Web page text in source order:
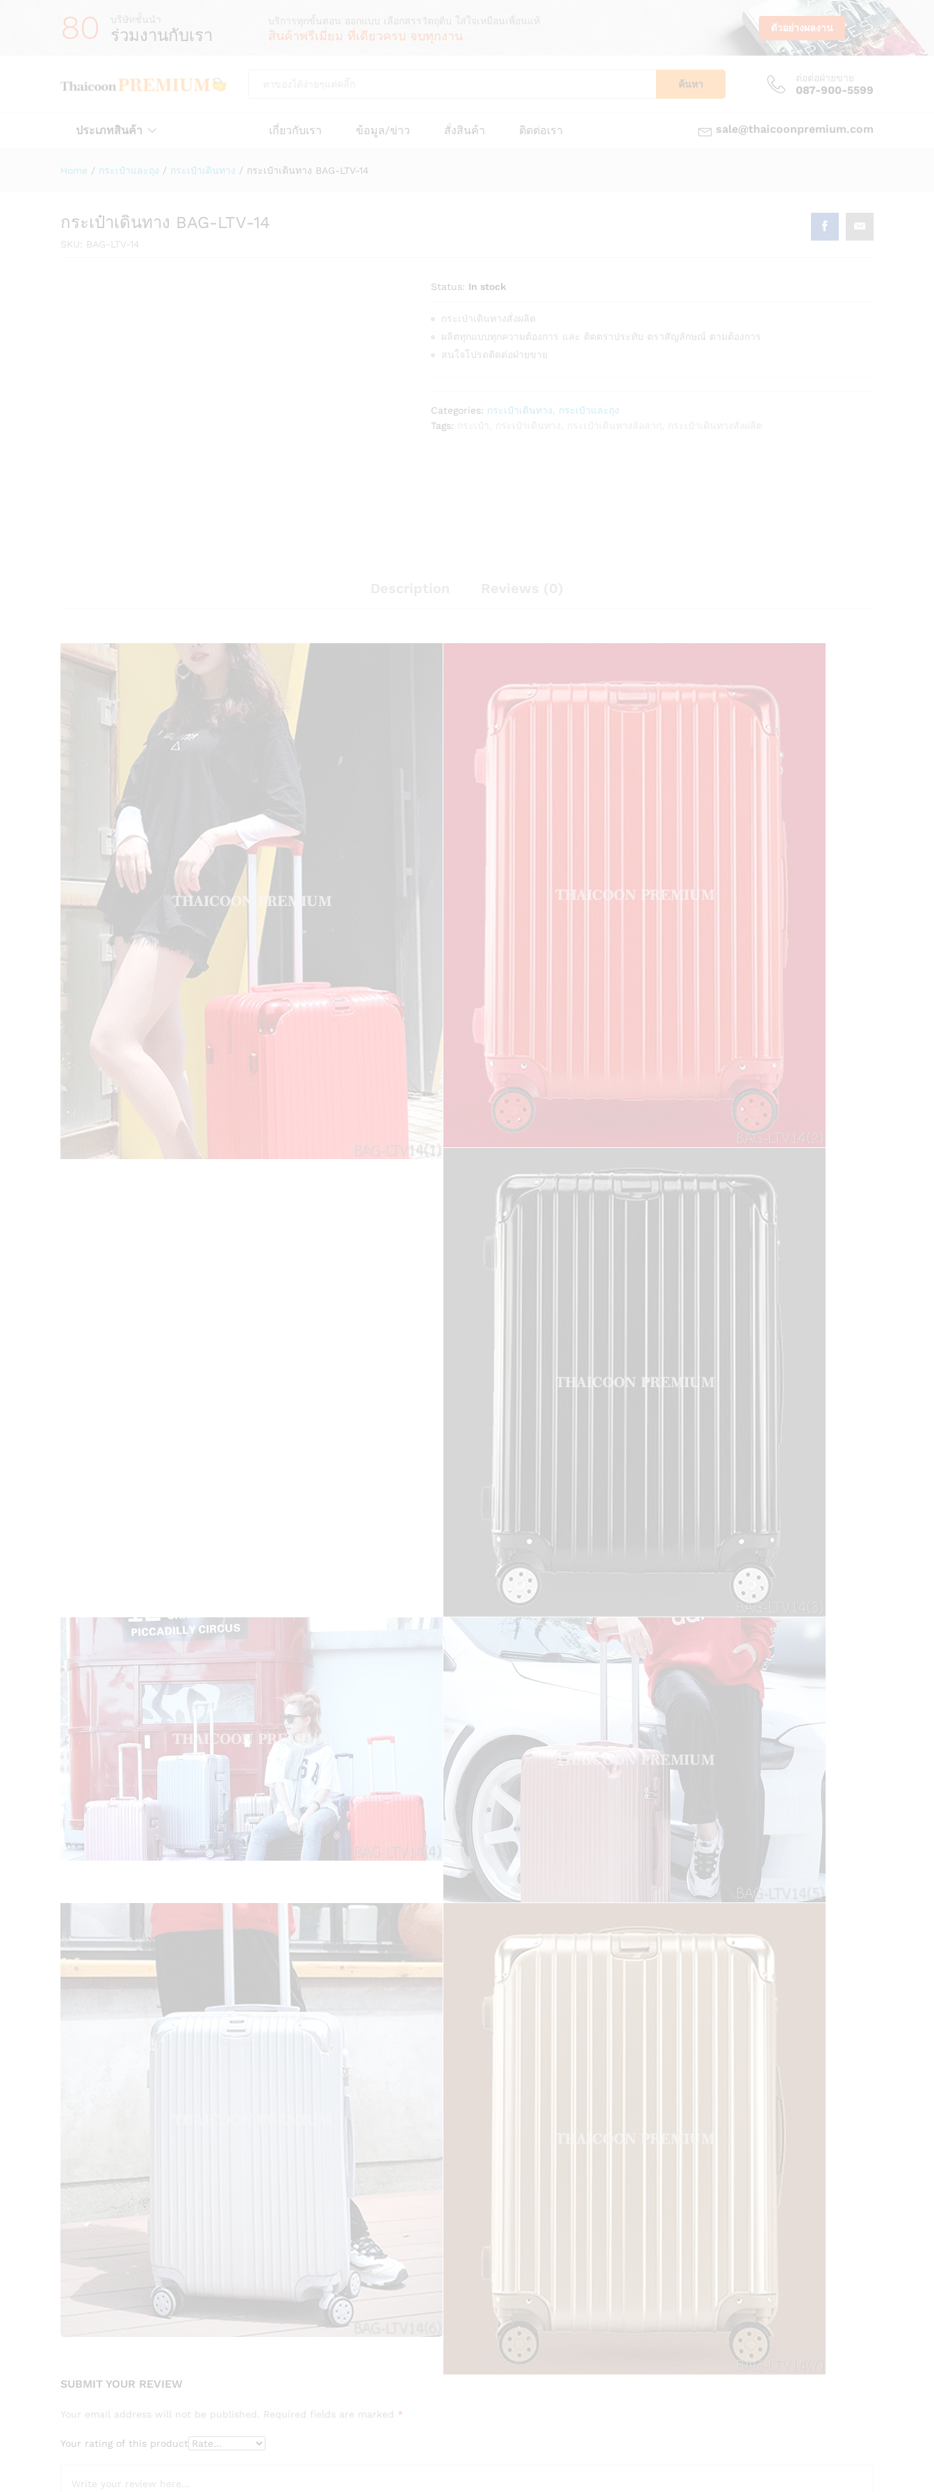
80 บริษัทชั้นนำ
ร่วมงานกับเรา
บริการทุกขั้นตอน ออกแบบ เลือกสรรวัตถุดิบ ใส่ใจเหมือนเพื่อนแท้
สินค้าพรีเมี่ยม ที่เดียวครบ จบทุกงาน
ตัวอย่างผลงาน
ค้นหา
ต่อต่อฝ่ายขาย
087-900-5599
ประเภทสินค้า เกี่ยวกับเรา ข้อมูล/ข่าว สั่งสินค้า ติดต่อเรา sale@thaicoonpremium.com
Home / กระเป๋าและถุง / กระเป๋าเดินทาง / กระเป๋าเดินทาง BAG-LTV-14
กระเป๋าเดินทาง BAG-LTV-14
SKU: BAG-LTV-14
Status: In stock
กระเป่าเดินทางสั่งผลิต
ผลิตทุกแบบทุกความต้องการ และ ติดตราประทับ ตราสัญลักษณ์ ตามต้องการ
สนใจโปรดติดต่อฝ่ายขาย
Categories: กระเป๋าเดินทาง
กระเป๋าและถุง
Tags:
SUBMIT YOUR REVIEW
Your email address will not be published. Required fields are marked *
Your rating of this product